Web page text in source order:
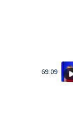
69:09